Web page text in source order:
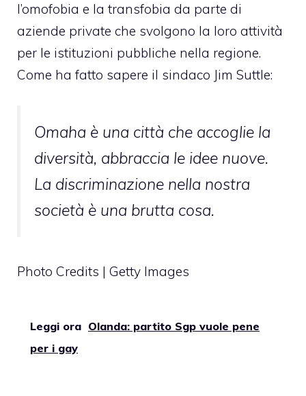
l’omofobia e la transfobia da parte di
aziende private che svolgono la loro attività
per le istituzioni pubbliche nella regione.
Come ha fatto sapere il sindaco Jim Suttle:
Omaha è una città che accoglie la
diversità, abbraccia le idee nuove.
La discriminazione nella nostra
società è una brutta cosa.
Photo Credits | Getty Images
Leggi ora Olanda: partito Sgp vuole pene
per i gay